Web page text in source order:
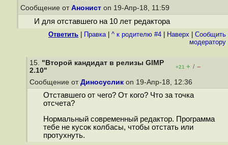
Сообщение от Анонист on 19-Апр-18, 11:59
И для отставшего на 10 лет редактора
Ответить Правка| ^ к родителю #4 Наверх
Cообщить
модератору
15. "Второй кандидат в релизы GIMP
2.10"
+21 + / –
Сообщение от Диносуслик on 19-Апр-18, 12:36
Отставшего от чего? От кого? Что за точка
отсчета?
Нормальный современный редактор. Программа
тебе не кусок колбасы, чтобы отстать или
протухнуть.